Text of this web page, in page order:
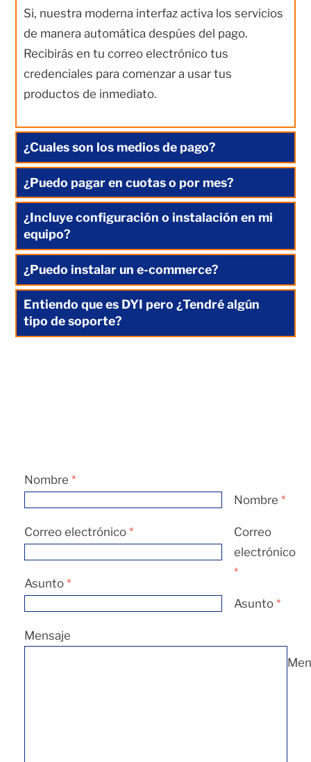
Si, nuestra moderna interfaz activa los servicios
de manera automática despúes del pago.
Recibirás en tu correo electrónico tus
credenciales para comenzar a usar tus
productos de inmediato.
¿Cuales son los medios de pago?
¿Puedo pagar en cuotas o por mes?
¿Incluye configuración o instalación en mi
equipo?
¿Puedo instalar un e-commerce?
Entiendo que es DYI pero ¿Tendré algún
tipo de soporte?
Nombre *
Nombre *
Correo electrónico *
Correo
electrónico
*
Asunto *
Asunto *
Mensaje